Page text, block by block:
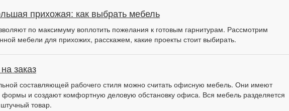
прихожая: как выбрать мебель
по максимуму воплотить пожелания к готовым гарнитурам. Рассмотрим
мебели для прихожих, расскажем, какие проекты стоит выбирать.
заказ
составляющей рабочего стиля можно считать офисную мебель. Они имеют
и создают комфортную деловую обстановку офиса. Вся мебель разделяется
товар.